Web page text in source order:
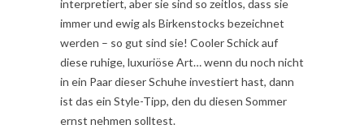
interpretiert, aber sie sind so zeitlos, dass sie
immer und ewig als Birkenstocks bezeichnet
werden – so gut sind sie! Cooler Schick auf
diese ruhige, luxuriöse Art… wenn du noch nicht
in ein Paar dieser Schuhe investiert hast, dann
ist das ein Style-Tipp, den du diesen Sommer
ernst nehmen solltest.